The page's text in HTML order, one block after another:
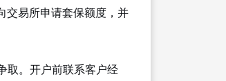
交易所申请套保额度，并
取。开户前联系客户经